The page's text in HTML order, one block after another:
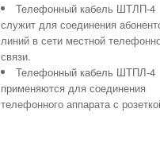
Телефонный кабель ШТЛП-4
служит для соединения
линий в сети местной
связи.
Телефонный кабель ШТПЛ-4
применяются для соединения
телефонного аппарата с